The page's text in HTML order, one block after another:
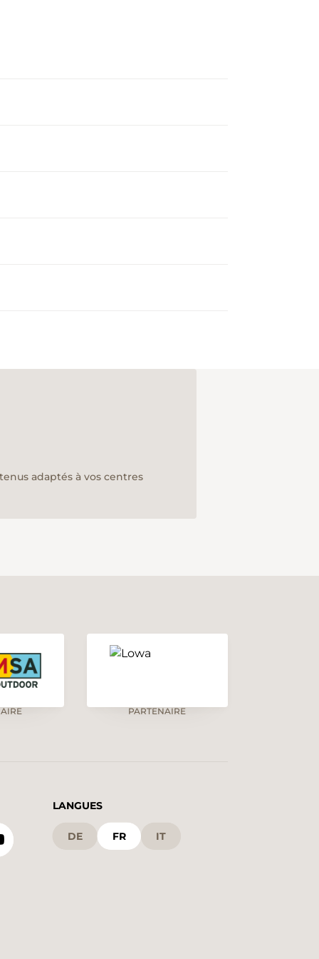
adaptés à vos centres
PARTENAIRE
LANGUES
DE FR IT